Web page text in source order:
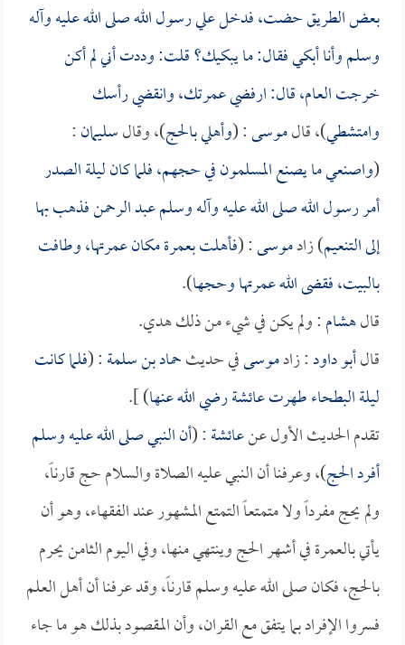
بعض الطريق حضت، فدخل علي رسول الله صلى الله عليه وآله
وسلم وأنا أبكي فقال: ما يبكيك؟ قلت: وددت أني لم أكن
خرجت العام، قال: ارفضي عمرتك، وانقضي رأسك
وامتشطي)، قالموسى: (وأهلي بالحج)، وقالسليمان:
(واصنعي ما يصنع المسلمون في حجهم، فلما كان ليلة الصدر
أمر رسول الله صلى الله عليه وآله وسلمعبد الرحمنفذهب بها
إلى التنعيم) زادموسى: (فأهلت بعمرة مكان عمرتها، وطافت
بالبيت، فقضى الله عمرتها وحجها).
قالهشام: ولم يكن في شيء من ذلك هدي.
قالأبو داود: زادموسىفي حديثحماد بن سلمة: (فلما كانت
ليلة البطحاء طهرتعائشةرضي الله عنها) ].
تقدم الحديث الأول عنعائشة: (أن النبي صلى الله عليه وسلم
أفرد الحج)، وعرفنا أن النبي عليه الصلاة والسلام حج قارناً،
ولم يحج مفرداً ولا متمتعاً التمتع المشهور عند الفقهاء، وهو أن
يأتي بالعمرة في أشهر الحج وينتهي منها، وفي اليوم الثامن يحرم
بالحج، فكان صلى الله عليه وسلم قارناً، وقد عرفنا أن أهل العلم
فسروا الإفراد بما يتفق مع القران، وأن المقصود بذلك هو ما جاء